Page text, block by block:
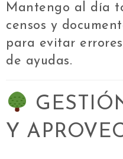
Mantengo al día
censos y
para evitar
de ayudas.
Y